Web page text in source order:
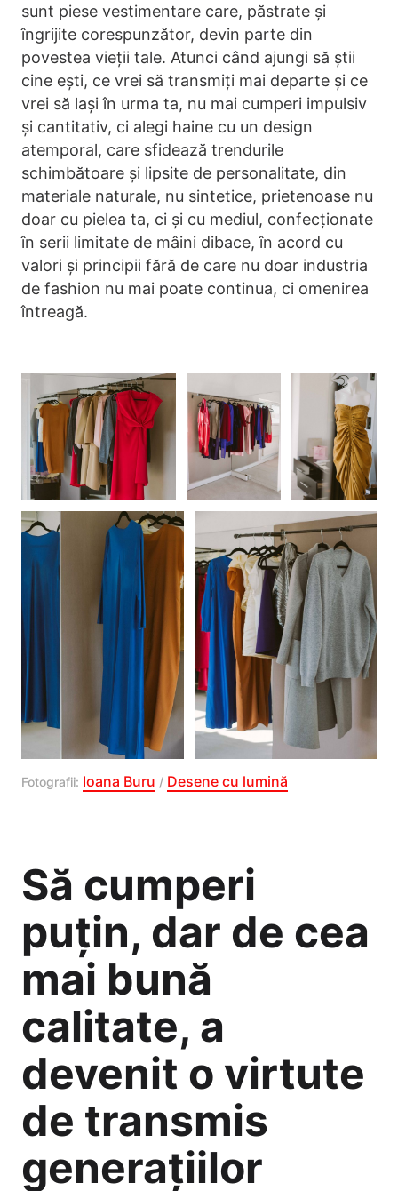
sunt piese vestimentare care, păstrate și
îngrijite corespunzător, devin parte din
povestea vieții tale. Atunci când ajungi să știi
cine ești, ce vrei să transmiți mai departe și ce
vrei să lași în urma ta, nu mai cumperi impulsiv
și cantitativ, ci alegi haine cu un design
atemporal, care sfidează trendurile
schimbătoare și lipsite de personalitate, din
materiale naturale, nu sintetice, prietenoase nu
doar cu pielea ta, ci și cu mediul, confecționate
în serii limitate de mâini dibace, în acord cu
valori și principii fără de care nu doar industria
de fashion nu mai poate continua, ci omenirea
întreagă.
Fotografii: Ioana Buru / Desene cu lumină
Să cumperi
puțin, dar de cea
mai bună
calitate, a
devenit o virtute
de transmis
generațiilor